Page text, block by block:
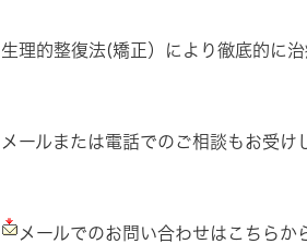
生理的整復法(矯正）により徹底的に治
メールまたは電話でのご相談もお受け
メールでのお問い合わせはこちらか